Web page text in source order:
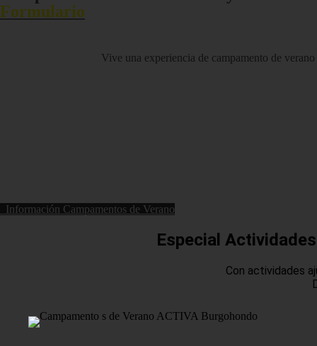
Formulario
Vive una experiencia de campamento de
Información Campamentos de Verano
Especial
Con actividades